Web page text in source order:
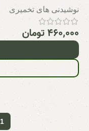
نوشیدنی های تخمیری
۴۶۰,۰۰۰تومان
1